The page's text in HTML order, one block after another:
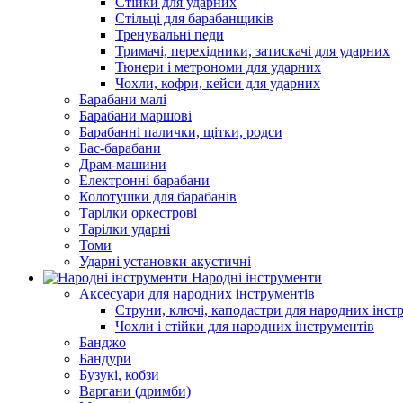
Стільці для барабанщиків
Тренувальні педи
Тримачі, перехідники, затискачі для ударних
Тюнери і метрономи для ударних
Чохли, кофри, кейси для ударних
Барабани малі
Барабани маршові
Барабанні палички, щітки, родси
Бас-барабани
Драм-машини
Електронні барабани
Колотушки для барабанів
Тарілки оркестрові
Тарілки ударні
Томи
Ударні установки акустичні
Народні інструменти
Аксесуари для народних інструментів
Струни, ключі, каподастри для народних
Чохли і стійки для народних інструментів
Банджо
Бандури
Бузукі, кобзи
Варгани (дримби)